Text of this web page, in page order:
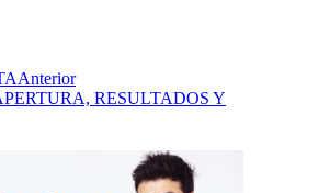
Anterior
RESULTADOS Y